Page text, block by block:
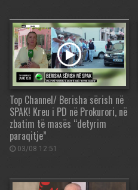
Top Channel/ Berisha sërish në
SPAK! Kreu i PD në Prokurori, në
zbatim të masës “detyrim
paraqitje”
03/08 12:51